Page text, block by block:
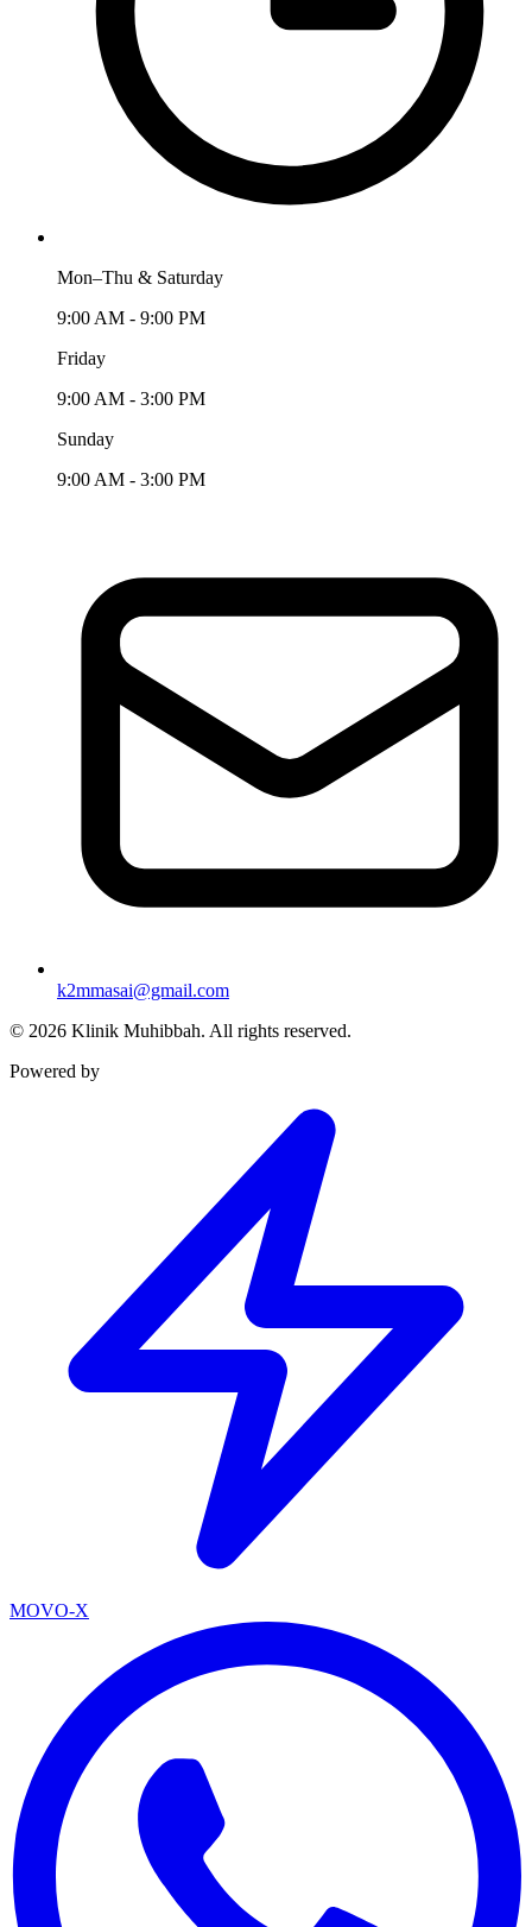
Mon–Thu & Saturday
9:00 AM - 9:00 PM
Friday
9:00 AM - 3:00 PM
Sunday
9:00 AM - 3:00 PM
k2mmasai@gmail.com
© 2026 Klinik Muhibbah. All rights reserved.
Powered by
MOVO-X